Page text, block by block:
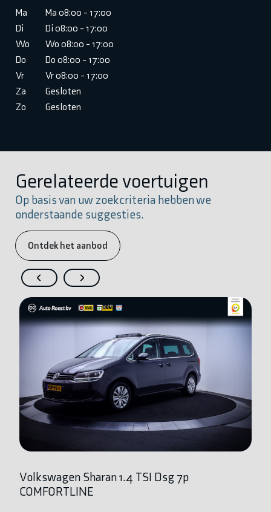
Ma
Ma 08:00 - 17:00
Di
Di 08:00 - 17:00
Wo
Wo 08:00 - 17:00
Do
Do 08:00 - 17:00
Vr
Vr 08:00 - 17:00
Za
Gesloten
Zo
Gesloten
Gerelateerde voertuigen
Op basis van uw zoekcriteria hebben we
onderstaande suggesties.
Ontdek het aanbod
Volkswagen Sharan 1.4 TSI Dsg 7p
COMFORTLINE